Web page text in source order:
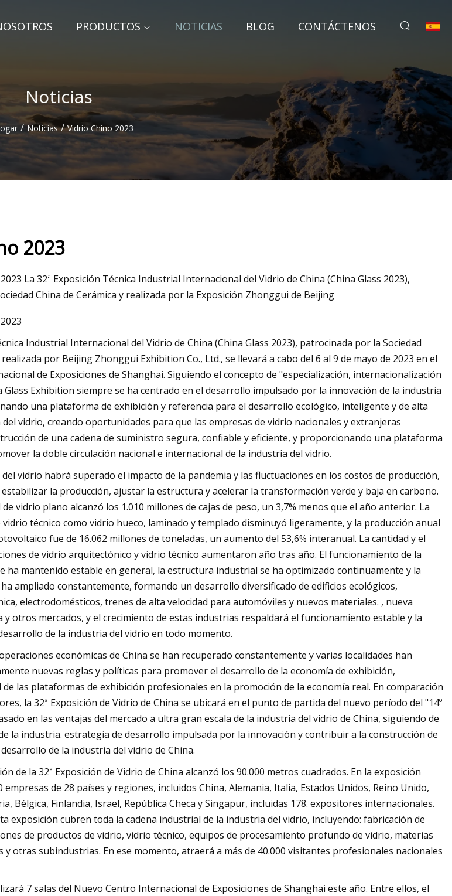
PRODUCTOS NOTICIAS BLOG CONTÁCTENOS
Noticias
/ Noticias / Vidrio Chino 2023
en lo alto
2023
La 32ª Exposición Técnica Industrial Internacional del Vidrio de China (China Glass 2023),
China de Cerámica y realizada por la Exposición Zhonggui de Beijing
Industrial Internacional del Vidrio de China (China Glass 2023), patrocinada por la Sociedad
por Beijing Zhonggui Exhibition Co., Ltd., se llevará a cabo del 6 al 9 de mayo de 2023 en el
de Exposiciones de Shanghai. Siguiendo el concepto de "especialización, internacionalización
Glass Exhibition siempre se ha centrado en el desarrollo impulsado por la innovación de la industria
una plataforma de exhibición y referencia para el desarrollo ecológico, inteligente y de alta
vidrio, creando oportunidades para que las empresas de vidrio nacionales y extranjeras
de una cadena de suministro segura, confiable y eficiente, y proporcionando una plataforma
la doble circulación nacional e internacional de la industria del vidrio.
vidrio habrá superado el impacto de la pandemia y las fluctuaciones en los costos de producción,
la producción, ajustar la estructura y acelerar la transformación verde y baja en carbono.
vidrio plano alcanzó los 1.010 millones de cajas de peso, un 3,7% menos que el año anterior. La
técnico como vidrio hueco, laminado y templado disminuyó ligeramente, y la producción anual
fue de 16.062 millones de toneladas, un aumento del 53,6% interanual. La cantidad y el
de vidrio arquitectónico y vidrio técnico aumentaron año tras año. El funcionamiento de la
ha mantenido estable en general, la estructura industrial se ha optimizado continuamente y la
ampliado constantemente, formando un desarrollo diversificado de edificios ecológicos,
electrodomésticos, trenes de alta velocidad para automóviles y nuevos materiales. , nueva
y otros mercados, y el crecimiento de estas industrias respaldará el funcionamiento estable y la
de la industria del vidrio en todo momento.
económicas de China se han recuperado constantemente y varias localidades han
nuevas reglas y políticas para promover el desarrollo de la economía de exhibición,
las plataformas de exhibición profesionales en la promoción de la economía real. En comparación
la 32ª Exposición de Vidrio de China se ubicará en el punto de partida del nuevo período del "14º
en las ventajas del mercado a ultra gran escala de la industria del vidrio de China, siguiendo de
la industria. estrategia de desarrollo impulsada por la innovación y contribuir a la construcción de
de la industria del vidrio de China.
de la 32ª Exposición de Vidrio de China alcanzó los 90.000 metros cuadrados. En la exposición
de 28 países y regiones, incluidos China, Alemania, Italia, Estados Unidos, Reino Unido,
Bélgica, Finlandia, Israel, República Checa y Singapur, incluidas 178. expositores internacionales.
exposición cubren toda la cadena industrial de la industria del vidrio, incluyendo: fabricación de
de productos de vidrio, vidrio técnico, equipos de procesamiento profundo de vidrio, materias
otras subindustrias. En ese momento, atraerá a más de 40.000 visitantes profesionales nacionales
7 salas del Nuevo Centro Internacional de Exposiciones de Shanghai este año. Entre ellos, el